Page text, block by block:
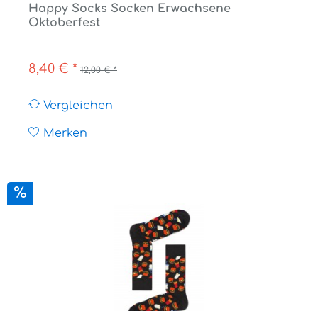
Happy Socks Socken Erwachsene
Oktoberfest
8,40 € * 12,00 € *
Vergleichen
Merken